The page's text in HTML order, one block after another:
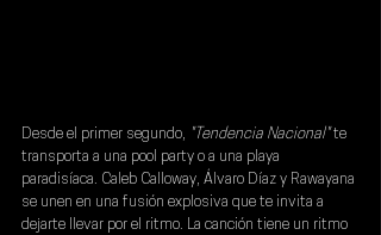
Desde el primer segundo, "Tendencia Nacional" te
transporta a una pool party o a una playa
paradisíaca. Caleb Calloway, Álvaro Díaz y Rawayana
se unen en una fusión explosiva que te invita a
dejarte llevar por el ritmo. La canción tiene un ritmo